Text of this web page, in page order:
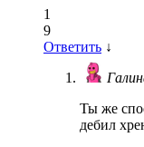
1
9
Ответить ↓
Ты же
дебил